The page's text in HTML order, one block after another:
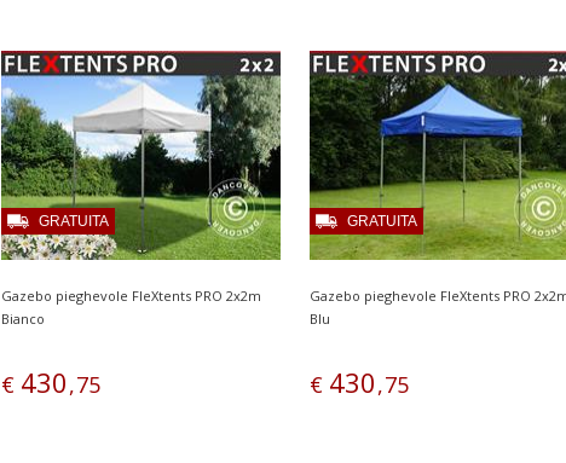
Gazebo pieghevole FleXtents PRO 2x2m
Bianco
€ 430,75
GRATUITA
Gazebo pieghevole FleXtents PRO
Blu
€ 430,75
GRATUITA